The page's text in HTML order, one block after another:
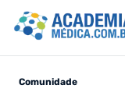
Comunidade